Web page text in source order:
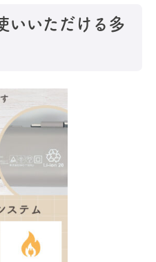
いいただける多